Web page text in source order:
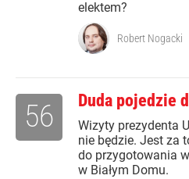
elektem?
Robert Nogacki
Duda pojedzie
Wizyty prezydenta
nie będzie. Jest za
do przygotowania
w Białym Domu.
56